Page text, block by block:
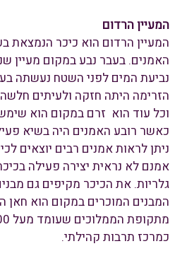
המעיין הרדום
המעיין הרדום הוא כיכר הנמצאת
האמנים. בעבר נבע במקום מעיין
נביעת המים לפני השטח נעשתה
וכל עוד הוא זרם במקום הוא
כאשר רובע האמנים היה בשיא
ניתן לראות אמנים רבים יוצאים
אמנם לא נראית יצירה פעילה
גלריות. את הכיכר מקיפים גם
המבנים המוכרים במקום הוא חאן
כמרכז תרבות קהילתי.